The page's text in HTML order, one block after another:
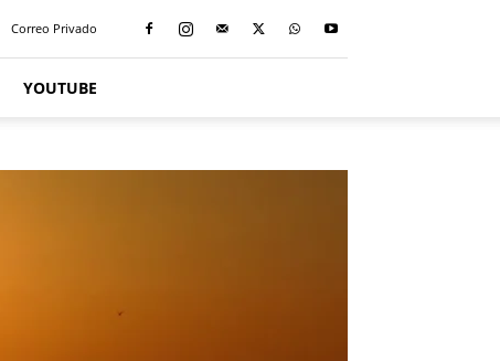
Correo Privado
YOUTUBE